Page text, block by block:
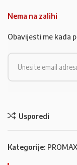
Nema na zalihi
Obavijesti me kada
Usporedi
Kategorije: